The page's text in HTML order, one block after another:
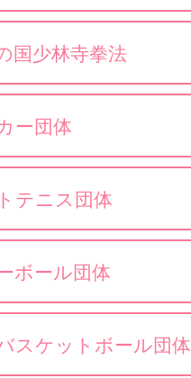
国少林寺拳法
ー団体
テニス団体
ボール団体
スケットボール団体